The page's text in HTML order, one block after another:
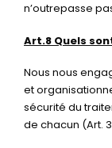
n’outrepasse
Art.8 Quels
Nous nous
et
sécurité du
de chacun (Art.